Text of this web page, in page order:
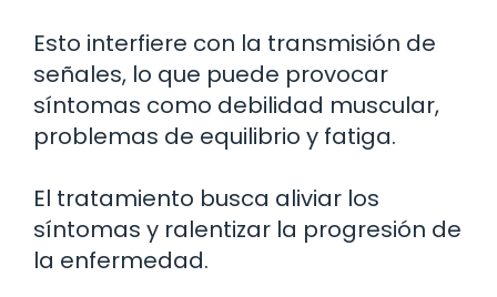
Esto interfiere con la transmisión de
señales, lo que puede provocar
síntomas como debilidad muscular,
problemas de equilibrio y fatiga.
El tratamiento busca aliviar los
síntomas y ralentizar la progresión de
la enfermedad.